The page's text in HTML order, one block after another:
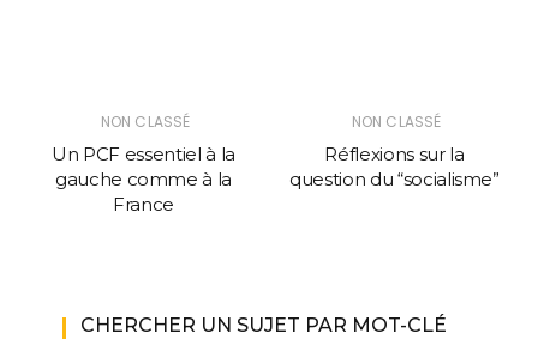
NON CLASSÉ
Un PCF essentiel à la
gauche comme à la
France
NON CLASSÉ
Réflexions sur la
question du “socialisme”
CHERCHER UN SUJET PAR MOT-CLÉ